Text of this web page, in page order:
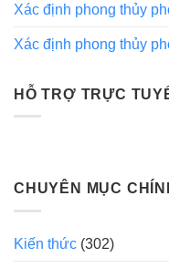
Xác định phong thủy
Xác định phong thủy
HỖ TRỢ TRỰC
CHUYÊN MỤC
Kiến thức (302)